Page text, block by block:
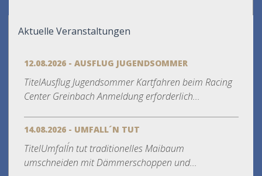
Aktuelle Veranstaltungen
12.08.2026 - AUSFLUG JUGENDSOMMER
TitelAusflug Jugendsommer Kartfahren beim Racing
Center Greinbach Anmeldung erforderlich...
14.08.2026 - UMFALL´N TUT
TitelUmfall´n tut traditionelles Maibaum
umschneiden mit Dämmerschoppen und...